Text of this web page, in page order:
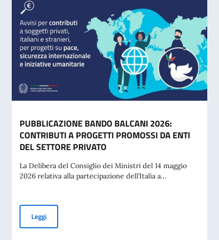
PUBBLICAZIONE BANDO BALCANI 2026:
CONTRIBUTI A PROGETTI PROMOSSI DA ENTI
DEL SETTORE PRIVATO
La Delibera del Consiglio dei Ministri del 14 maggio
2026 relativa alla partecipazione dell’Italia a...
LeggiPUBBLICAZIONE BANDO BALCANI 2026: CONTRIBUTI A